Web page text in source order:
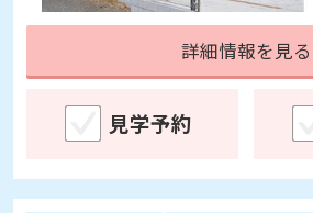
詳細情報を見る
見学予約